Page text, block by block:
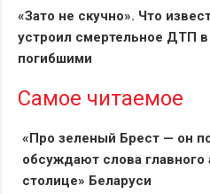
«Зато не скучно». Что
устроил смертельное ДТП
погибшими
Самое читаемое
«Про зеленый Брест — он
обсуждают слова главного
столице» Беларуси